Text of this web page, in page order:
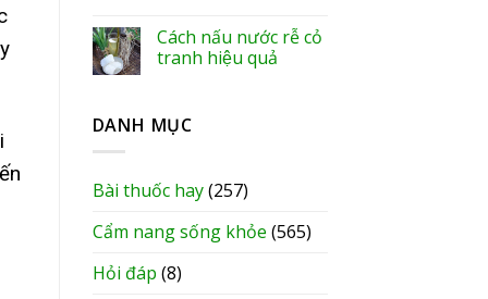
Cách nấu nước rễ cỏ
tranh hiệu quả
DANH MỤC
Bài thuốc hay(257)
Cẩm nang sống khỏe (565)
Hỏi đáp (8)